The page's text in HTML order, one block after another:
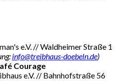
e.V. // Waldheimer Straße 1
info@treibhaus-doebeln.de)
Courage
e.V. // Bahnhofstraße 56